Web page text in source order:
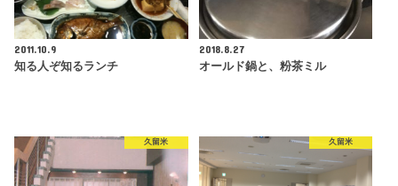
2011.10.9
知る人ぞ知るランチ
2018.8.27
オールド鍋と、粉茶ミル
久留米 久留米